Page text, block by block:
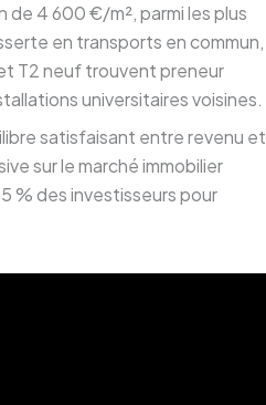
de 4 600 €/m², parmi les plus
en transports en commun,
T2 neuf trouvent preneur
universitaires voisines.
satisfaisant entre revenu et
sur le marché immobilier
% des investisseurs pour